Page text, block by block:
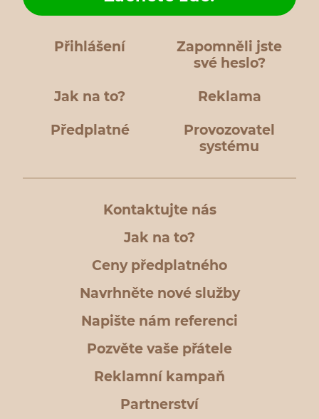
Přihlášení
Zapomněli jste
své heslo?
Jak na to? Reklama
Předplatné
Provozovatel
systému
Kontaktujte nás
Jak na to?
Ceny předplatného
Navrhněte nové služby
Napište nám referenci
Pozvěte vaše přátele
Reklamní kampaň
Partnerství